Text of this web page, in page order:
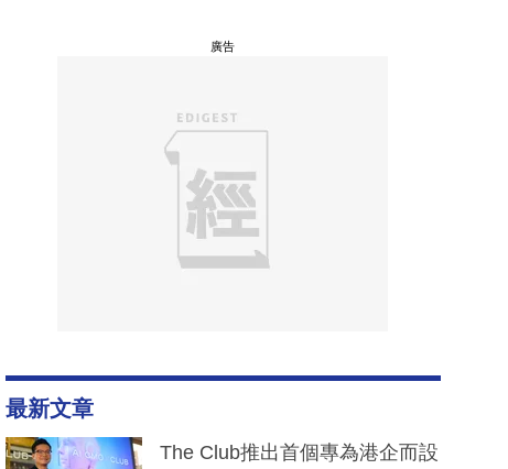
廣告
最新文章
The Club推出首個專為港企而設